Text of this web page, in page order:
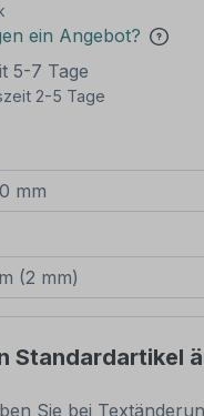
ein Angebot?
5-7 Tage
2-5 Tage
Standardartikel
Sie bei